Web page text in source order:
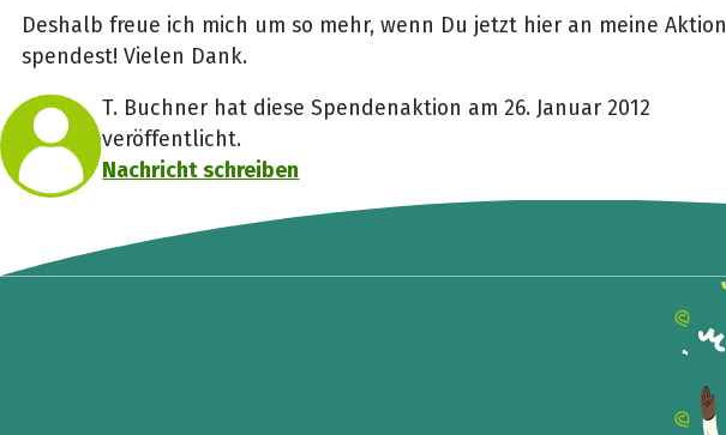
Deshalb freue ich mich um so mehr, wenn Du jetzt hier an meine Aktion
spendest! Vielen Dank.
T. Buchner hat diese Spendenaktion am 26. Januar 2012
veröffentlicht.
Nachricht schreiben